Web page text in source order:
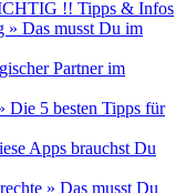
!! Tipps & Infos
» Das musst Du im
Partner im
Die 5 besten Tipps für
Apps brauchst Du
» Das musst Du